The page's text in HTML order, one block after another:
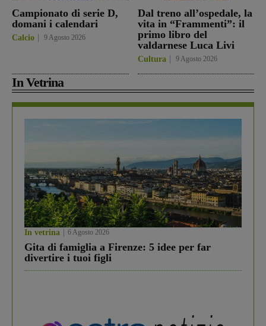
Campionato di serie D,
domani i calendari
Calcio 9 Agosto 2026
Dal treno all’ospedale, la
vita in “Frammenti”: il
primo libro del
valdarnese Luca Livi
Cultura 9 Agosto 2026
In Vetrina
In vetrina 6 Agosto 2026
Gita di famiglia a Firenze: 5 idee per far
divertire i tuoi figli